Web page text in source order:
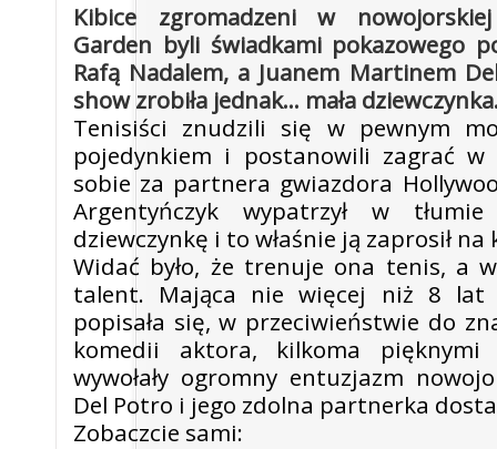
Kibice zgromadzeni w
Garden byli świadkami pokazowego
Rafą Nadalem, a Juanem Martinem
show zrobiła jednak... mała
Tenisiści znudzili się w pewnym
pojedynkiem i postanowili zagrać w
sobie za partnera gwiazdora
Argentyńczyk wypatrzył w
dziewczynkę i to właśnie ją zaprosił na
Widać było, że trenuje ona tenis, a
talent. Mająca nie więcej niż 8 lat
popisała się, w przeciwieństwie do
komedii aktora, kilkoma pięknymi
wywołały ogromny entuzjazm
Del Potro i jego zdolna partnerka
Zobaczcie sami: